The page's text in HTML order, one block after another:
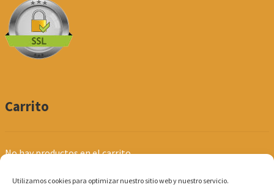
Utilizamos cookies para optimizar nuestro sitio web y nuestro servicio.
Carrito
No hay productos en el carrito.